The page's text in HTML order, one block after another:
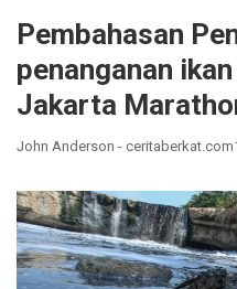
Pembahasan
penanganan
Jakarta
John Anderson - ceritaberkat.com